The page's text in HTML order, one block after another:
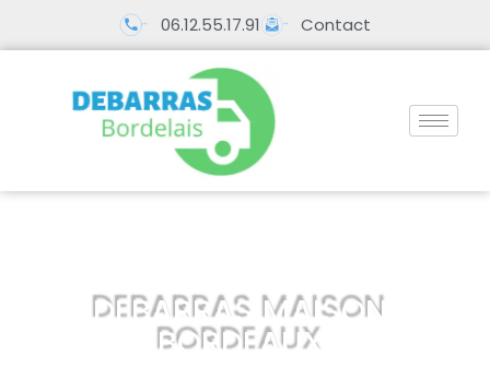
06.12.55.17.91 Contact
DEBARRAS MAISON
BORDEAUX